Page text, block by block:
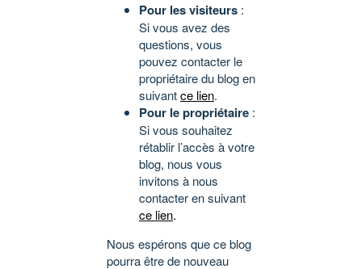
Pour les visiteurs :
Si vous avez des
questions, vous
pouvez contacter le
propriétaire du blog en
suivantce lien.
Pour le propriétaire :
Si vous souhaitez
rétablir l’accès à votre
blog, nous vous
invitons à nous
contacter en suivant
ce lien.
Nous espérons que ce blog
pourra être de nouveau